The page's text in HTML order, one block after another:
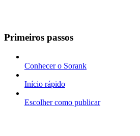
Primeiros passos
Conhecer o Sorank
Início rápido
Escolher como publicar